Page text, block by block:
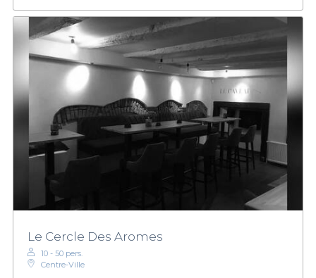
Le Cercle Des Aromes
10 - 50 pers.
Centre-Ville